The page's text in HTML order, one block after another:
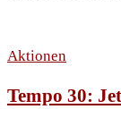
Aktionen
Tempo 30: